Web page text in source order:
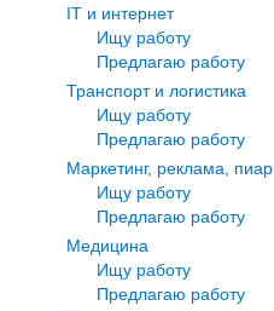
IT и интернет
Ищу работу
Предлагаю работу
Транспорт и логистика
Ищу работу
Предлагаю работу
Маркетинг, реклама, пиар
Ищу работу
Предлагаю работу
Медицина
Ищу работу
Предлагаю работу